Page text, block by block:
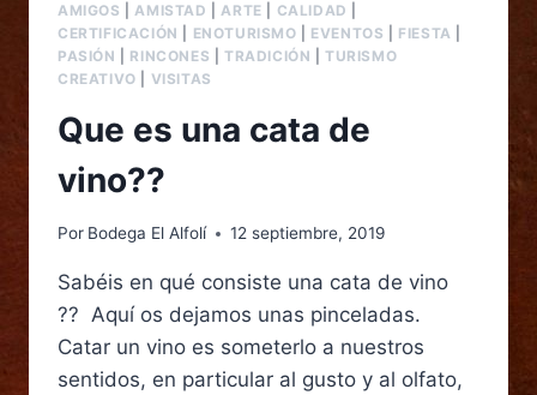
AMIGOS |AMISTAD |ARTE CALIDAD
CERTIFICACIÓN
ENOTURISMO EVENTOS FIESTA
PASIÓN
RINCONES TRADICIÓN |TURISMO
CREATIVO
VISITAS
Que es una cata de
vino??
Por Bodega El Alfolí 12 septiembre, 2019
Sabéis en qué consiste una cata de vino
?? Aquí os dejamos unas pinceladas.
Catar un vino es someterlo a nuestros
sentidos, en particular al gusto y al olfato,